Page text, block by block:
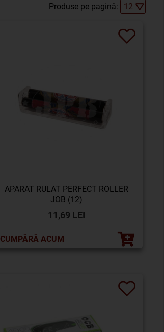
Produse pe pagină:
APARAT RULAT PERFECT ROLLER
JOB (12)
11,69 LEI
CUMPĂRĂ ACUM